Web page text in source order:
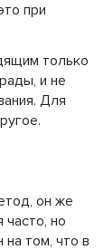
при
только
и не
Для
он же
но
на том, что в